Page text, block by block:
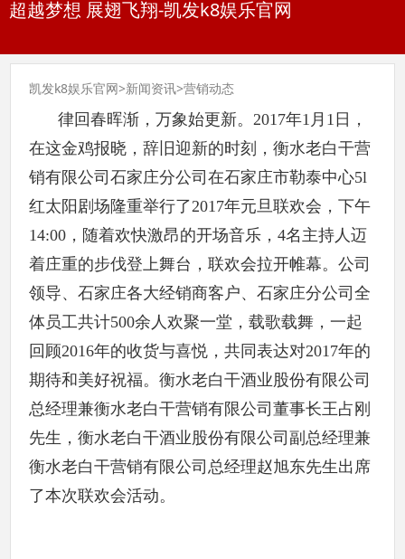
超越梦想 展翅飞翔-凯发k8娱乐官网
凯发k8娱乐官网>新闻资讯>营销动态
律回春晖渐，万象始更新。2017年1月1日，
在这金鸡报晓，辞旧迎新的时刻，衡水老白干营
销有限公司石家庄分公司在石家庄市勒泰中心5l
红太阳剧场隆重举行了2017年元旦联欢会，下午
14:00，随着欢快激昂的开场音乐，4名主持人迈
着庄重的步伐登上舞台，联欢会拉开帷幕。公司
领导、石家庄各大经销商客户、石家庄分公司全
体员工共计500余人欢聚一堂，载歌载舞，一起
回顾2016年的收货与喜悦，共同表达对2017年的
期待和美好祝福。衡水老白干酒业股份有限公司
总经理兼衡水老白干营销有限公司董事长王占刚
先生，衡水老白干酒业股份有限公司副总经理兼
衡水老白干营销有限公司总经理赵旭东先生出席
了本次联欢会活动。